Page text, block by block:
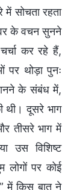
में सोचता रहता
के वचन सुनने
कर रहे हैं,
थोड़ा पुनः
के संबंध में,
थी। दूसरे भाग
तीसरे भाग में
उस विशिष्ट
लोगों पर कोई
में किस बात ने